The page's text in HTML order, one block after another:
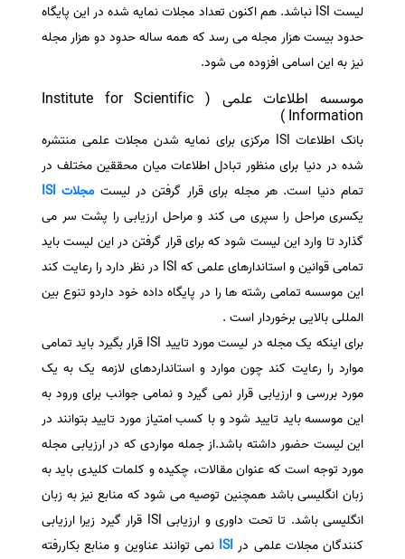
لیست ISI نباشد. هم اکنون تعداد مجلات نمایه شده در این پایگاه
حدود بیست هزار مجله می رسد که همه ساله حدود دو هزار مجله
نیز به این اسامی افزوده می شود.
موسسه اطلاعات علمی ( Institute for Scientific
Information )
بانک اطلاعات ISI مرکزی برای نمایه شدن مجلات علمی منتشره
شده در دنیا برای منظور تبادل اطلاعات میان محققین مختلف در
تمام دنیا است. هر مجله برای قرار گرفتن در لیست مجلات ISI
یکسری مراحل را سپری می کند و مراحل ارزیابی را پشت سر می
گذارد تا وارد این لیست شود که برای قرار گرفتن در این لیست باید
تمامی قوانین و استاندارهای علمی که ISI در نظر دارد را رعایت کند
این موسسه تمامی رشته ها را در پایگاه داده خود داردو تنوع بین
المللی بالایی برخوردار است .
برای اینکه یک مجله در لیست مورد تایید ISI قرار بگیرد باید تمامی
موارد را رعایت کند چون موارد و استانداردهای لازمه یک به یک
مورد بررسی و ارزیابی قرار نمی گیرد و نمامی جوانب برای ورود به
این موسسه باید تایید شود و با کسب امتیاز مورد تایید بتوانند در
این لیست حضور داشته باشد.از جمله مواردی که در ارزیابی مجله
مورد توجه است که عنوان مقالات، چکیده و کلمات کلیدی باید به
زبان انگلیسی باشد همچنین توصیه می شود که منابع نیز به زبان
انگلیسی باشد. تا تحت داوری و ارزیابی ISI قرار گیرد زیرا ارزیابی
کنندگان مجلات علمی درISI
نمی توانند عناوین و منابع بکاررفته